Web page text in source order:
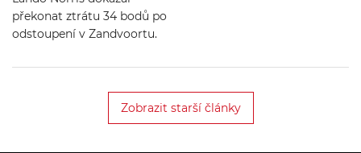
překonat ztrátu 34 bodů po
odstoupení v Zandvoortu.
sám britského jezdce z boje
přesto stal mistrem světa
jezdců formule 1 pro rok
Zobrazit starší články